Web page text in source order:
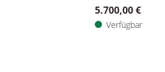
5.700,00 €
Verfügbar